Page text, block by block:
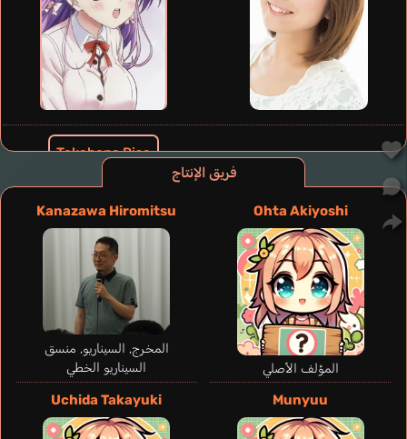
فريق الإنتاج
Ohta Akiyoshi
المؤلف الأصلي
Kanazawa Hiromitsu
المخرج, السيناريو, منسق
السيناريو الخطي
Munyuu
Uchida Takayuki
Takabane Risa
Mimori Suzuko
Katou